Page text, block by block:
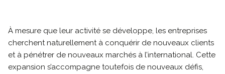
À mesure que leur activité se développe, les entreprises
cherchent naturellement à conquérir de nouveaux clients
et à pénétrer de nouveaux marchés à l’international. Cette
expansion s’accompagne toutefois de nouveaux défis,